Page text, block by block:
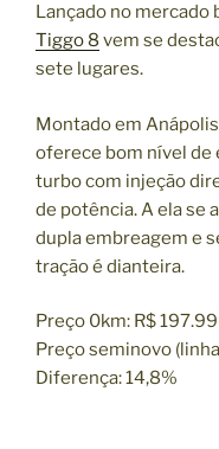
Lançado no mercado
Tiggo 8vem se
sete lugares.
Montado em
oferece bom nível de
turbo com injeção
de potência. A ela se
dupla embreagem e
tração é dianteira.
Preço 0km: R$
Preço seminovo
Diferença: 14,8%